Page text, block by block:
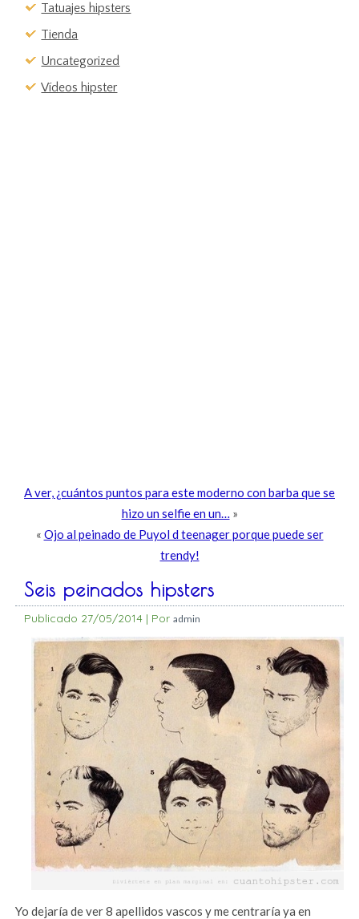
Tatuajes hipsters
Tienda
Uncategorized
Vídeos hipster
A ver, ¿cuántos puntos para este moderno con barba que se
hizo un selfie en un… »
« Ojo al peinado de Puyol d teenager porque puede ser
trendy!
Seis peinados hipsters
Publicado 27/05/2014 | Por admin
Yo dejaría de ver 8 apellidos vascos y me centraría ya en